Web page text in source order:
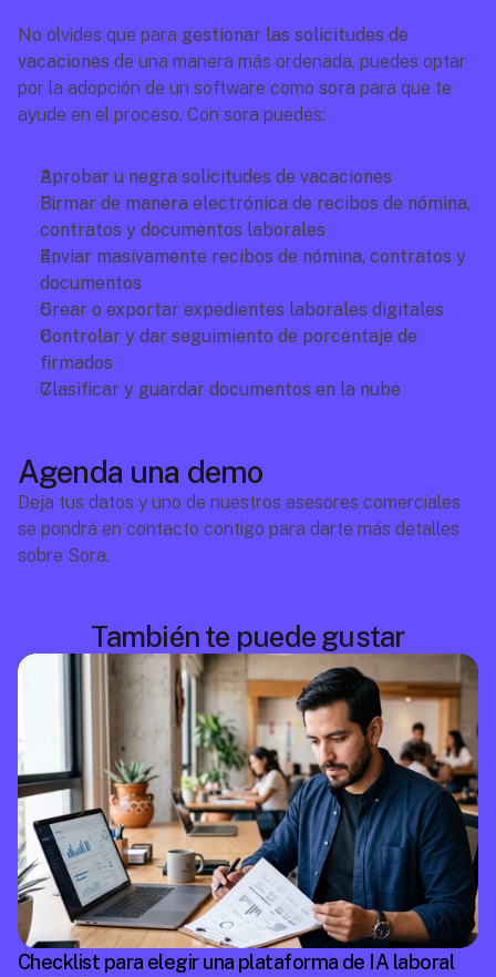
No olvides que para gestionar las solicitudes de
vacaciones de una manera más ordenada, puedes optar
por la adopción de un software como sora para que te
ayude en el proceso. Con sora puedes:
Aprobar u negra solicitudes de vacaciones
Firmar de manera electrónica de recibos de nómina,
contratos y documentos laborales
Enviar masivamente recibos de nómina, contratos y
documentos
Crear o exportar expedientes laborales digitales
Controlar y dar seguimiento de porcentaje de
firmados
Clasificar y guardar documentos en la nube
Agenda una demo
Deja tus datos y uno de nuestros asesores comerciales
se pondrá en contacto contigo para darte más detalles
sobre Sora.
También te puede gustar
Checklist para elegir una plataforma de IA laboral